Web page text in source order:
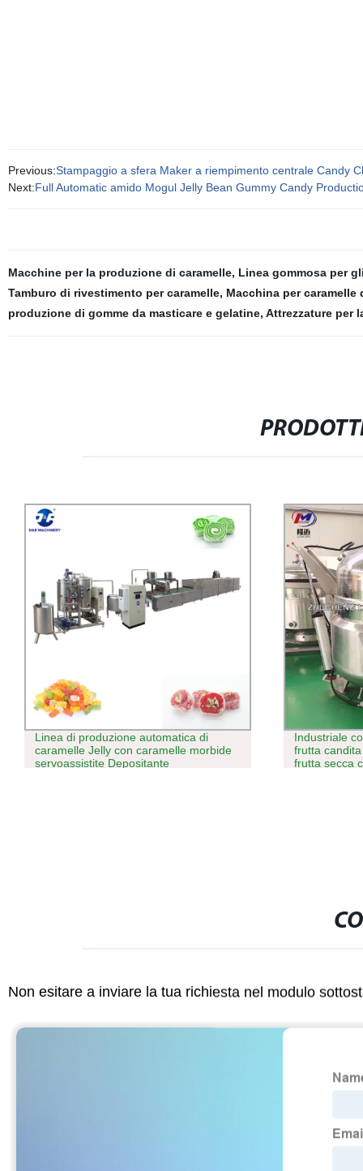
Previous:Stampaggio a sfera Maker a riempimento centrale Candy
Next:Full Automatic amido Mogul Jelly Bean Gummy Candy
Macchine per la produzione di caramelle, Linea gommosa per
Tamburo di rivestimento per caramelle, Macchina per caramelle
produzione di gomme da masticare e gelatine, Attrezzature per
Industriale completamente automatico
frutta candita piccola frutta vegetale
frutta secca conservata Linea di
OEM
Coffee AB
miglior
Non esitare a inviare la tua richiesta nel modulo